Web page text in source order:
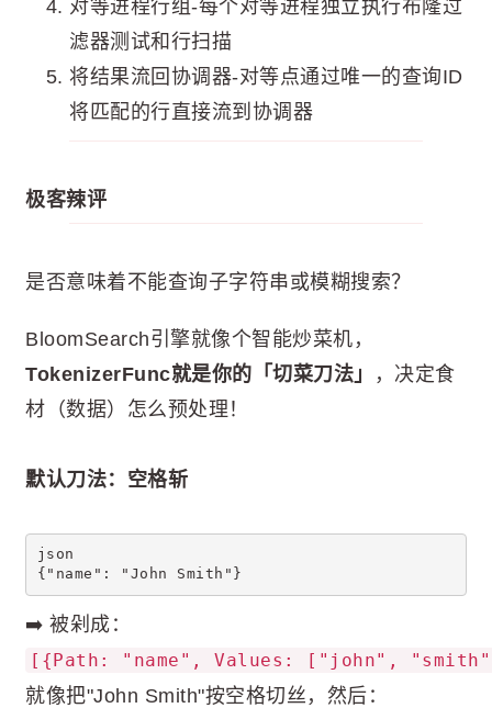
对等进程行组-每个对等进程独立执行布隆过
滤器测试和行扫描
将结果流回协调器-对等点通过唯一的查询ID
将匹配的行直接流到协调器
极客辣评
是否意味着不能查询子字符串或模糊搜索？
BloomSearch引擎就像个智能炒菜机，
TokenizerFunc就是你的「切菜刀法」
，决定食
材（数据）怎么预处理！
默认刀法：空格斩
json
{"name": "John Smith"}
➡️ 被剁成：
[{Path: "name", Values: ["john",
就像把"John Smith"按空格切丝，然后：